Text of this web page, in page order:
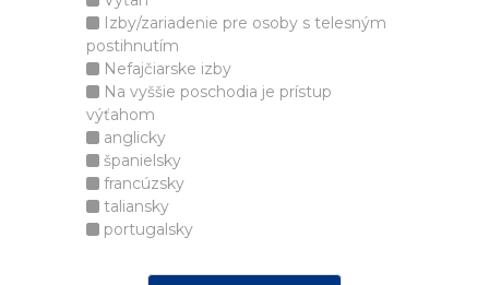
Izby/zariadenie pre osoby s telesným
postihnutím
Nefajčiarske izby
Na vyššie poschodia je prístup
výťahom
anglicky
španielsky
francúzsky
taliansky
portugalsky